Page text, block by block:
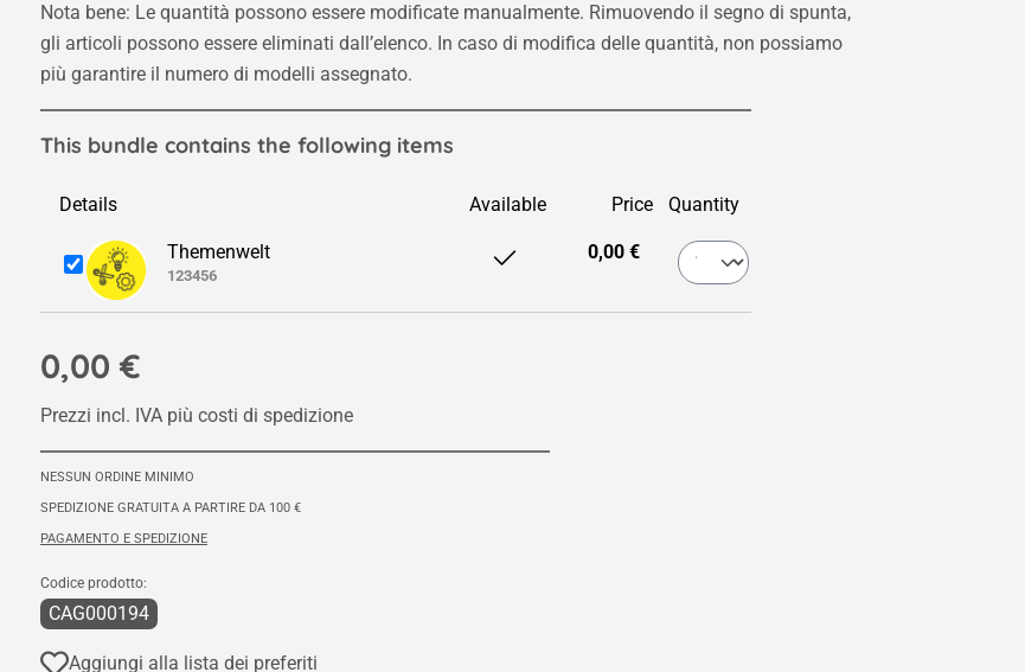
Nota bene: Le quantità possono essere modificate manualmente. Rimuovendo il segno di spunta,
gli articoli possono essere eliminati dall’elenco. In caso di modifica delle quantità, non possiamo
più garantire il numero di modelli assegnato.
0,00 €
Prezzi incl. IVA più costi di spedizione
This bundle contains the following items
Details Quantity
Available Price
Themenwelt
123456
0,00 €
NESSUN ORDINE MINIMO
SPEDIZIONE GRATUITA A PARTIRE DA 100 €
PAGAMENTO E SPEDIZIONE
Codice prodotto:
CAG000194
Aggiungi alla lista dei preferiti